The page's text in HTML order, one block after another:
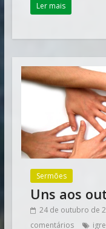
Ler mais
Sermões
Uns aos
24 de outubro de
comentários